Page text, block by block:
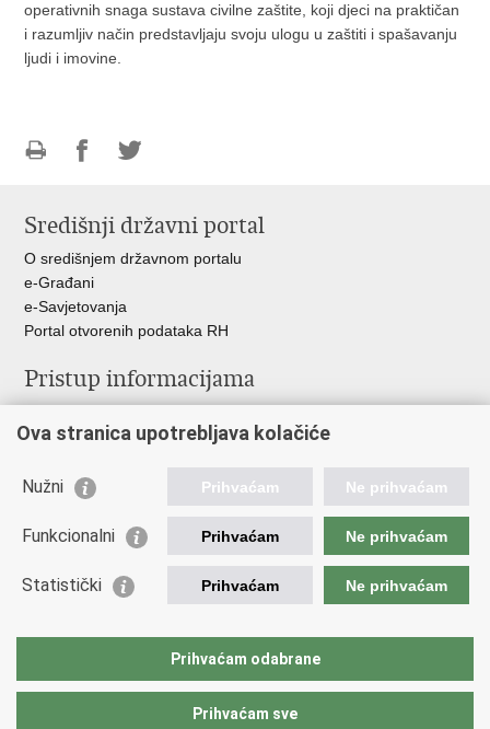
operativnih snaga sustava civilne zaštite, koji djeci na praktičan
i razumljiv način predstavljaju svoju ulogu u zaštiti i spašavanju
ljudi i imovine.
FacebookuTwitteru
Središnji državni portal
O središnjem državnom portalu
e-Građani
e-Savjetovanja
Portal otvorenih podataka RH
Pristup informacijama
Savjetovanje
Zapošljavanje
Odnosi s javnošću
Važne poveznice
Ministarstvo unutarnjih poslova
Ova stranica upotrebljava kolačiće
Nužni Prihvaćam Ne prihvaćam
Funkcionalni Prihvaćam Ne prihvaćam
Statistički Prihvaćam Ne prihvaćam
Prihvaćam odabrane
Prihvaćam sve